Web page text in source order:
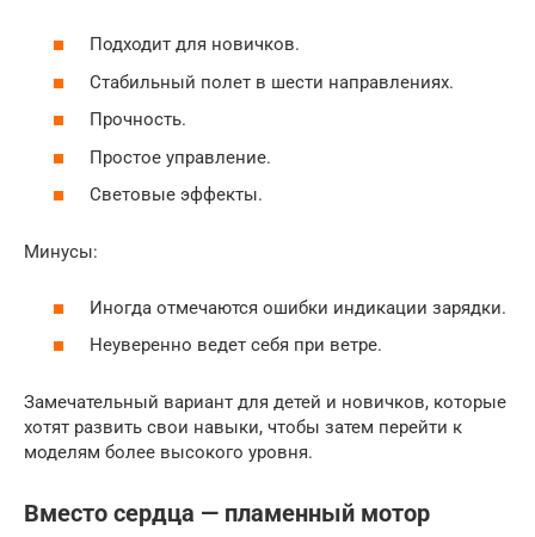
Подходит для новичков.
Стабильный полет в шести направлениях.
Прочность.
Простое управление.
Световые эффекты.
Минусы:
Иногда отмечаются ошибки индикации зарядки.
Неуверенно ведет себя при ветре.
Замечательный вариант для детей и новичков, которые
хотят развить свои навыки, чтобы затем перейти к
моделям более высокого уровня.
Вместо сердца — пламенный мотор